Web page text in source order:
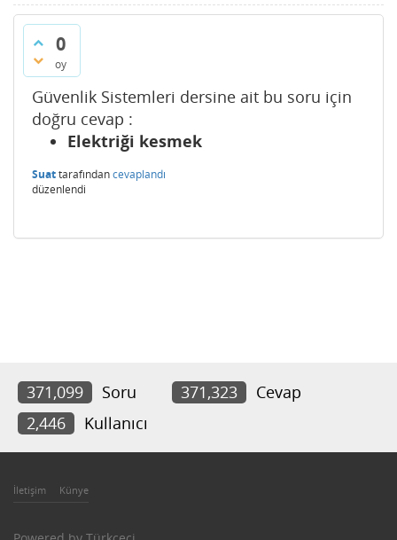
0
oy
Güvenlik Sistemleri dersine ait bu soru için
doğru cevap :
Elektriği kesmek
Suattarafındancevaplandı
düzenlendi
371,099 Soru 371,323
Cevap
2,446
Kullanıcı
İletişim Künye